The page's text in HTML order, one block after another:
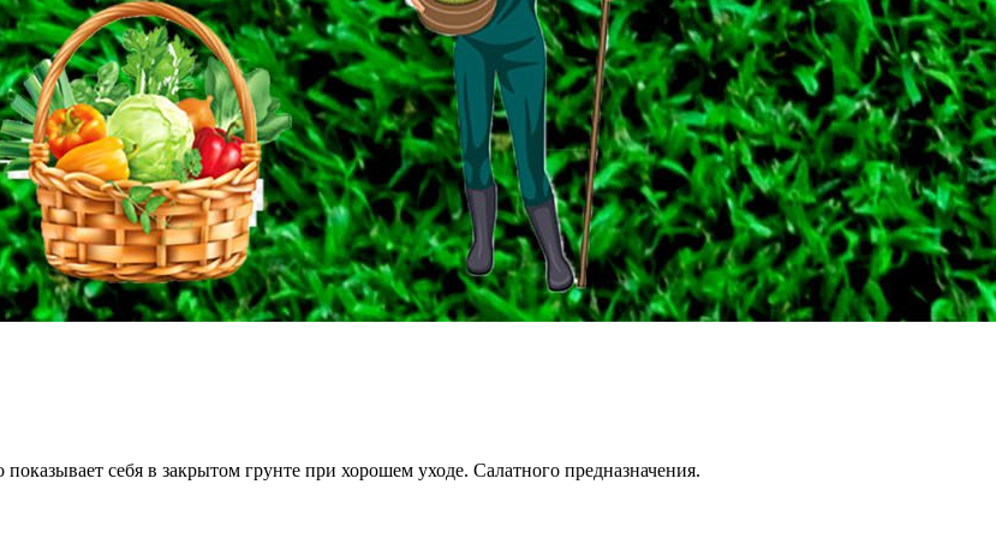
себя в закрытом грунте при хорошем уходе. Салатного предназначения.